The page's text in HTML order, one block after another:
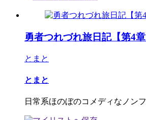
勇者つれづれ旅日記【第4章
とまと
とまと
日常系ほのぼのコメディなノン